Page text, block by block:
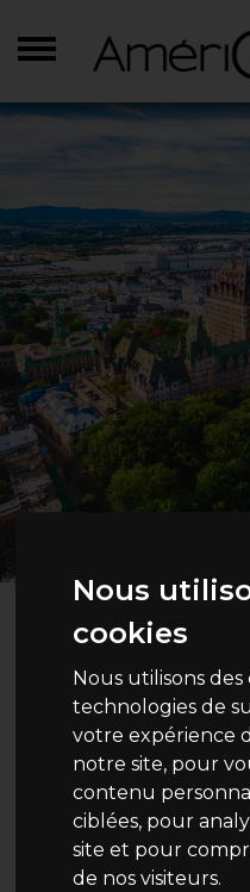
Nous
cookies
Nous utilisons
technologies de
votre expérience
notre site, pour
contenu
ciblées, pour
site et pour
de nos visiteurs.